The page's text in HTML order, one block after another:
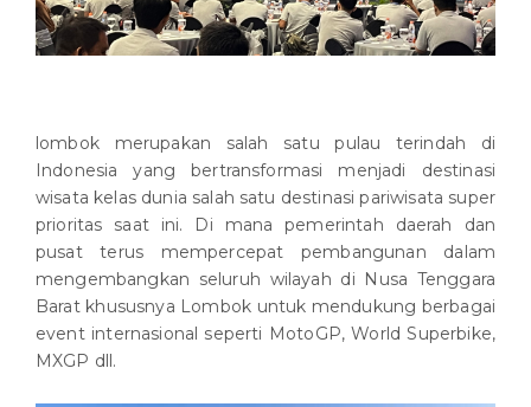
lombok merupakan salah satu pulau terindah di
Indonesia yang bertransformasi menjadi destinasi
wisata kelas dunia salah satu destinasi pariwisata super
prioritas saat ini. Di mana pemerintah daerah dan
pusat terus mempercepat pembangunan dalam
mengembangkan seluruh wilayah di Nusa Tenggara
Barat khususnya Lombok untuk mendukung berbagai
event internasional seperti MotoGP, World Superbike,
MXGP dll.